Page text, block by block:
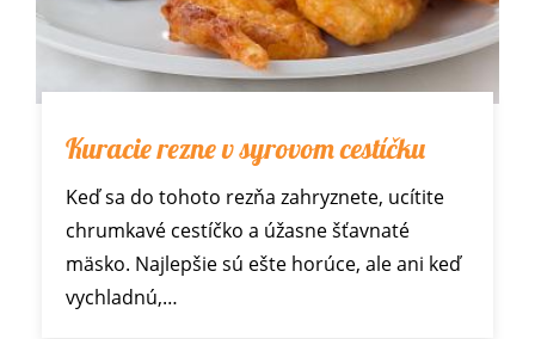
Kuracie rezne v syrovom cestíčku
Keď sa do tohoto rezňa zahryznete, ucítite
chrumkavé cestíčko a úžasne šťavnaté
mäsko. Najlepšie sú ešte horúce, ale ani keď
vychladnú,…